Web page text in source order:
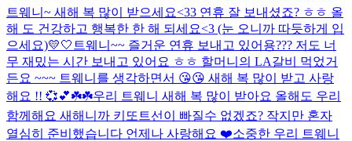
트웨니~ 새해 복 많이 받으세요<33 연휴 잘 보내셨죠? ㅎㅎ 올
해 도 건강하고 행복한 한 해 되세요<3 (눈 오니까 따듯하게 입
으세요)💛🤍 트웨니~~ 즐거운 연휴 보내고 있어용??? 저도 너
무 재밌는 시간 보내고 있어요 ㅎㅎ 할머니의 LA갈비 먹었거
든요 ~~~ 트웨니를 생각하면서 😘😘 새해 복 많이 받고 사랑
해요 !! 💞💕☘️☘️우리 트웨니 새해 복 많이 받아요 올해도 우리
함께해요 새해니까 키또트선이 빠질수 없겠죠? 작지만 혼자
열심히 준비했습니다 언제나 사랑해요 ❤️소중한 우리 트웨니